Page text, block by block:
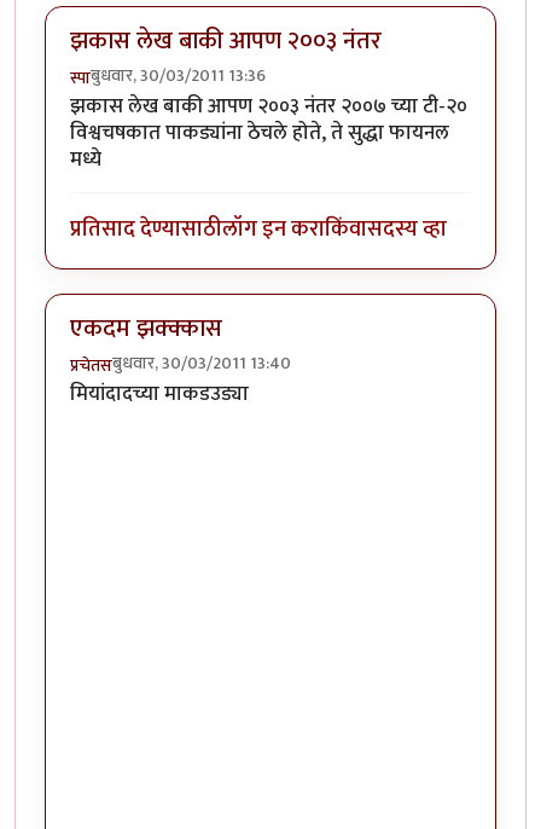
झकास लेख बाकी आपण २००३ नंतर
स्पाबुधवार, 30/03/2011 13:36
झकास लेख बाकी आपण २००३ नंतर २००७ च्या टी-२०
विश्वचषकात पाकड्यांना ठेचले होते, ते सुद्धा फायनल
मध्ये
प्रतिसाद देण्यासाठीलॉग इन कराकिंवासदस्य व्हा
एकदम झक्क्कास
प्रचेतसबुधवार, 30/03/2011 13:40
मियांदादच्या माकडउड्या